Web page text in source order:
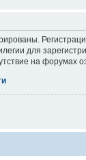
для
на форумах